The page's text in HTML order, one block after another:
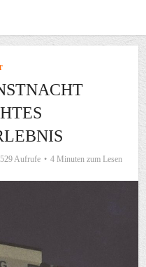
529 Aufrufe 4 Minuten zum Lesen